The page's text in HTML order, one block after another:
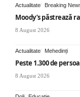
Actualitate Breaking
Moody’s păstrează
8 August 2026
Actualitate Mehedinți
Peste 1.300 de
8 August 2026